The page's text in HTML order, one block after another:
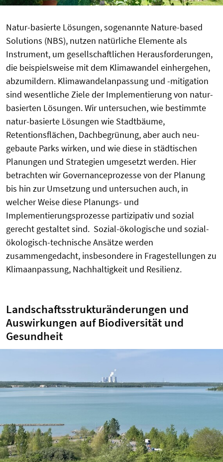
Natur-basierte Lösungen, sogenannte Nature-based
Solutions (NBS), nutzen natürliche Elemente als
Instrument, um gesellschaftlichen Herausforderungen,
die beispielsweise mit dem Klimawandel einhergehen,
abzumildern. Klimawandelanpassung und -mitigation
sind wesentliche Ziele der Implementierung von natur-
basierten Lösungen. Wir untersuchen, wie bestimmte
natur-basierte Lösungen wie Stadtbäume,
Retentionsflächen, Dachbegrünung, aber auch neu-
gebaute Parks wirken, und wie diese in städtischen
Planungen und Strategien umgesetzt werden. Hier
betrachten wir Governanceprozesse von der Planung
bis hin zur Umsetzung und untersuchen auch, in
welcher Weise diese Planungs- und
Implementierungsprozesse partizipativ und sozial
gerecht gestaltet sind. Sozial-ökologische und sozial-
ökologisch-technische Ansätze werden
zusammengedacht, insbesondere in Fragestellungen zu
Klimaanpassung, Nachhaltigkeit und Resilienz.
Landschaftsstrukturänderungen und
Auswirkungen auf Biodiversität und
Gesundheit